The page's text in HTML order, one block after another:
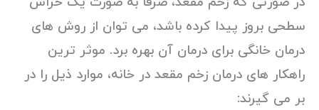
سطحی بروز پیدا کرده باشد، می توان از روش های
درمان خانگی برای درمان آن بهره برد. موثر ترین
راهکار های درمان زخم مقعد در خانه، موارد ذیل را در
بر می گیرند: